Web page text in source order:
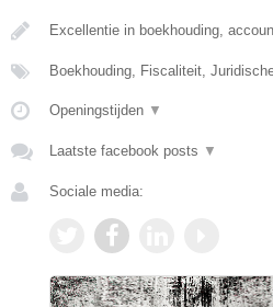
Excellentie in boekhouding,
Boekhouding, Fiscaliteit,
Openingstijden ▼
Laatste facebook posts ▼
Sociale media: